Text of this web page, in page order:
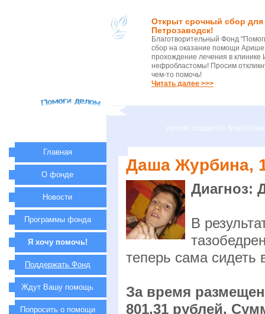
Открыт срочный сбор
Петрозаводск!
Благотворительный Фонд
сбор на оказание помощи Арише
прохождение лечения в клинике
нефробластомы! Просим
чем-то помочь!
Читать далее >>>
проект создан по
Даша Журбина,
Диагноз:
В
теперь сама сидеть
За время
801,31 рублей.
Главная
О фонде
Новости
Программы фонда
Я хочу помочь!
Поддержать Фонд
Ждут Вашу помощь
Попросить о помощи